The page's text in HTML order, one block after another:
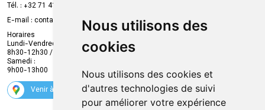
Nous utilisons des
cookies
Nous utilisons des cookies et
d'autres technologies de suivi
pour améliorer votre expérience
Tél. : +32 71 41 32 10
E-mail : contact
mvapharma.be
Horaires
Lundi-Vendredi :
8h30-12h30 / 13h30-18h30
Samedi :
9h00-13h00
Venir à la pharmacie
Compte professionnel
Envoi d’ordonnance
Suivez-nous